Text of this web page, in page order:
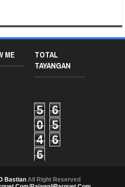
ME
TOTAL
TAYANGAN
5
6
0
5
4
6
6
D Bastian All Right Reserved